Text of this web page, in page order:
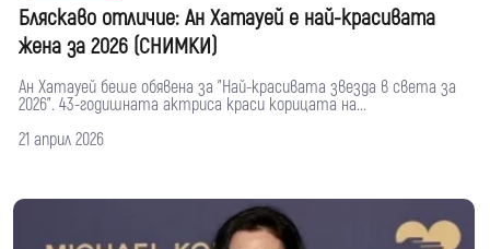
Бляскаво отличие: Ан Хатауей е най-красивата
жена за 2026 (СНИМКИ)
Ан Хатауей беше обявена за "Най-красивата звезда в света за
2026". 43-годишната актриса краси корицата на...
21 април 2026